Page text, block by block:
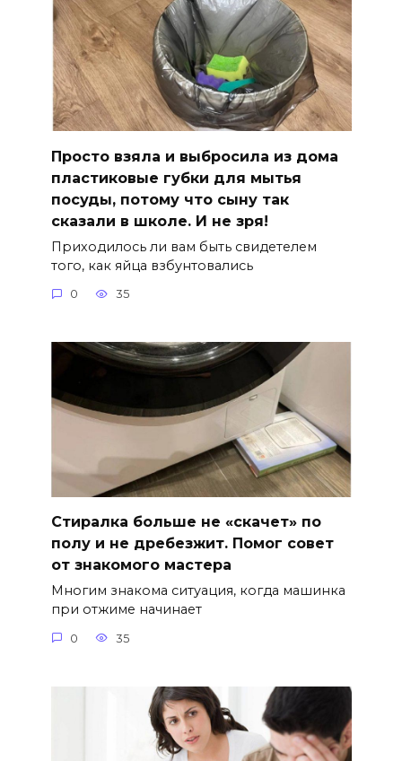
Просто взяла и выбросила из дома
пластиковые губки для мытья
посуды, потому что сыну так
сказали в школе. И не зря!
Приходилось ли вам быть свидетелем
того, как яйца взбунтовались
0 35
Стиралка больше не «скачет» по
полу и не дребезжит. Помог совет
от знакомого мастера
Многим знакома ситуация, когда машинка
при отжиме начинает
0 35